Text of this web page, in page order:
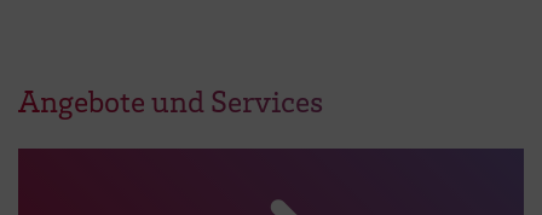
Angebote und Services